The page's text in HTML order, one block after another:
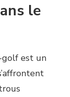
le
golf est un